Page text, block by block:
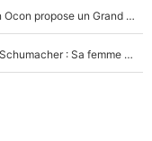
Comme pour le final du Tour de France, Esteban Ocon propose un Grand Prix de Formule 1 à Paris : «Autour de l’Arc de Triomphe, ce serait génial» !
Nouvelle rumeur autour de la santé de Michael Schumacher : Sa femme Corinna sort du silence